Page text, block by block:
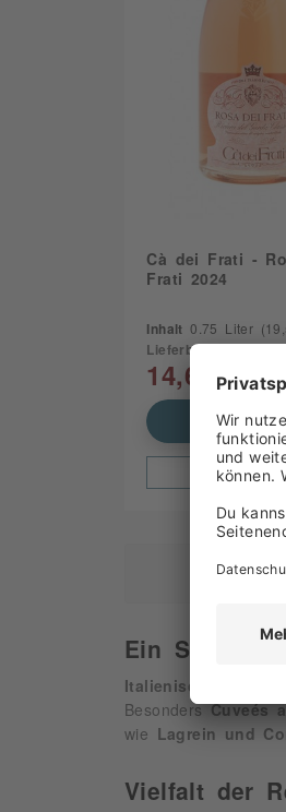
Cà dei Frati -
Frati 2024
Inhalt0.75 Liter
Lieferbar
14,69 €
In den
Zum
Ein Spiel
Italienischer
Besonders Cuveés
wie
Lagrein und
Vielfalt der